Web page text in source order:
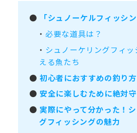
●
「シュノーケルフィッシ
・必要な道具は？
・ シュノーケリングフィッ
える魚たち
●初心者におすすめの釣り方
● 安全に楽しむために絶対
● 実際にやって分かった！
グフィッシングの魅力